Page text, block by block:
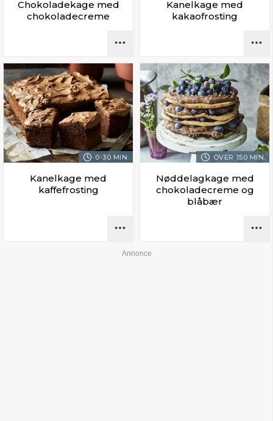
Chokoladekage med
chokoladecreme
Kanelkage med
kakaofrosting
0-30 MIN.
Kanelkage med
kaffefrosting
OVER 150 MIN.
Nøddelagkage med
chokoladecreme og
blåbær